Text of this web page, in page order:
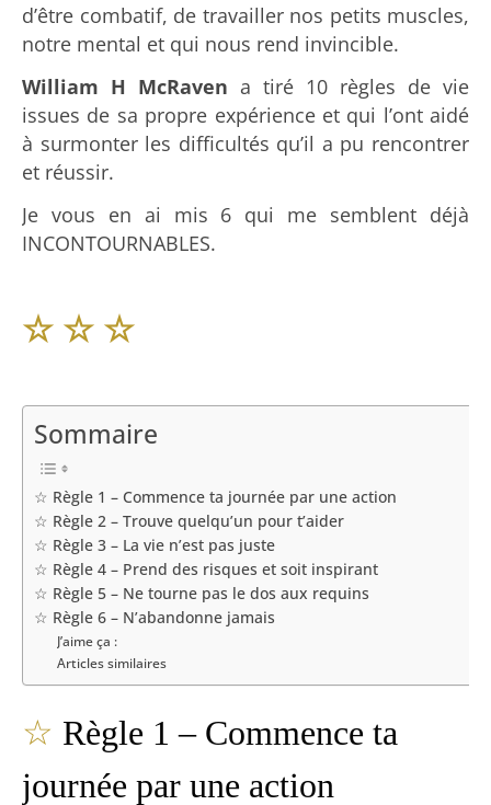
d’être combatif, de travailler nos petits muscles,
notre mental et qui nous rend invincible.
William H McRaven a tiré 10 règles de vie
issues de sa propre expérience et qui l’ont aidé
à surmonter les difficultés qu’il a pu rencontrer
et réussir.
Je vous en ai mis 6 qui me semblent déjà
INCONTOURNABLES.
☆ ☆ ☆
Sommaire
☆ Règle 1 – Commence ta journée par une action
☆ Règle 2 – Trouve quelqu’un pour t’aider
☆ Règle 3 – La vie n’est pas juste
☆ Règle 4 – Prend des risques et soit inspirant
☆ Règle 5 – Ne tourne pas le dos aux requins
☆ Règle 6 – N’abandonne jamais
J’aime ça :
Articles similaires
☆ Règle 1 – Commence ta
journée par une action